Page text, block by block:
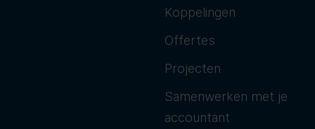
Koppelingen
Offertes
Projecten
Samenwerken met je
accountant